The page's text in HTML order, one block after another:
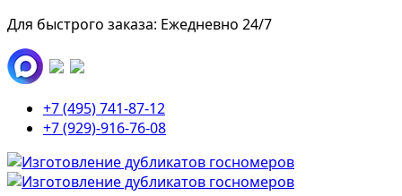
Для быстрого заказа: Ежедневно 24/7
+7 (495) 741-87-12
+7 (929)-916-76-08